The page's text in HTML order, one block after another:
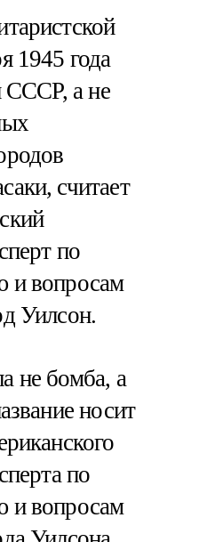
1945 года
СССР, а не
считает
по
и вопросам
Уилсон.
не бомба, а
носит
по
и вопросам